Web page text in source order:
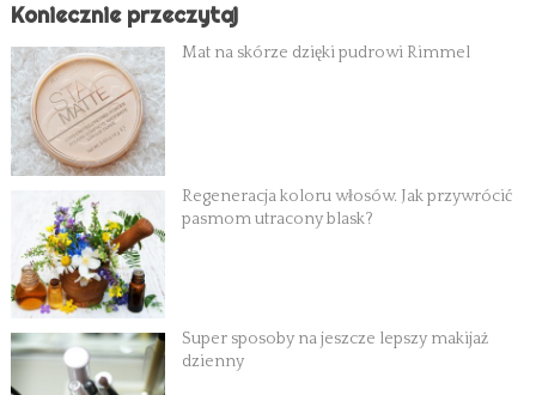
Koniecznie przeczytaj
Mat na skórze dzięki pudrowi Rimmel
Regeneracja koloru włosów. Jak przywrócić
pasmom utracony blask?
Super sposoby na jeszcze lepszy makijaż
dzienny